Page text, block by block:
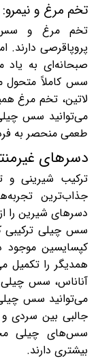
تخم مرغ و
تخم مرغ و سس
پروپاقرصی
صبحانه‌ای به یاد
سس کاملاً متحول
لاتین، تخم مرغ
می‌توانید سس
طعمی منحصر به
دسرهای
ترکیب شیرینی و
جذاب‌ترین
دسرهای شیرین را
سس چیلی ترکیبی
کپسایسین موجود
همدیگر را تکمیل
آناناس، سس
می‌توانید سس چیلی
جالبی بین سردی و
سس‌های چیلی
بیشتری دارند.